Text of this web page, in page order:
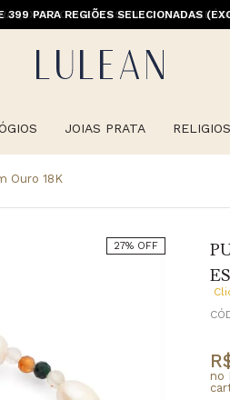
399 PARA REGIÕES SELECIONADAS
JOIAS PRATA
Ouro 18K
27% OFF
no